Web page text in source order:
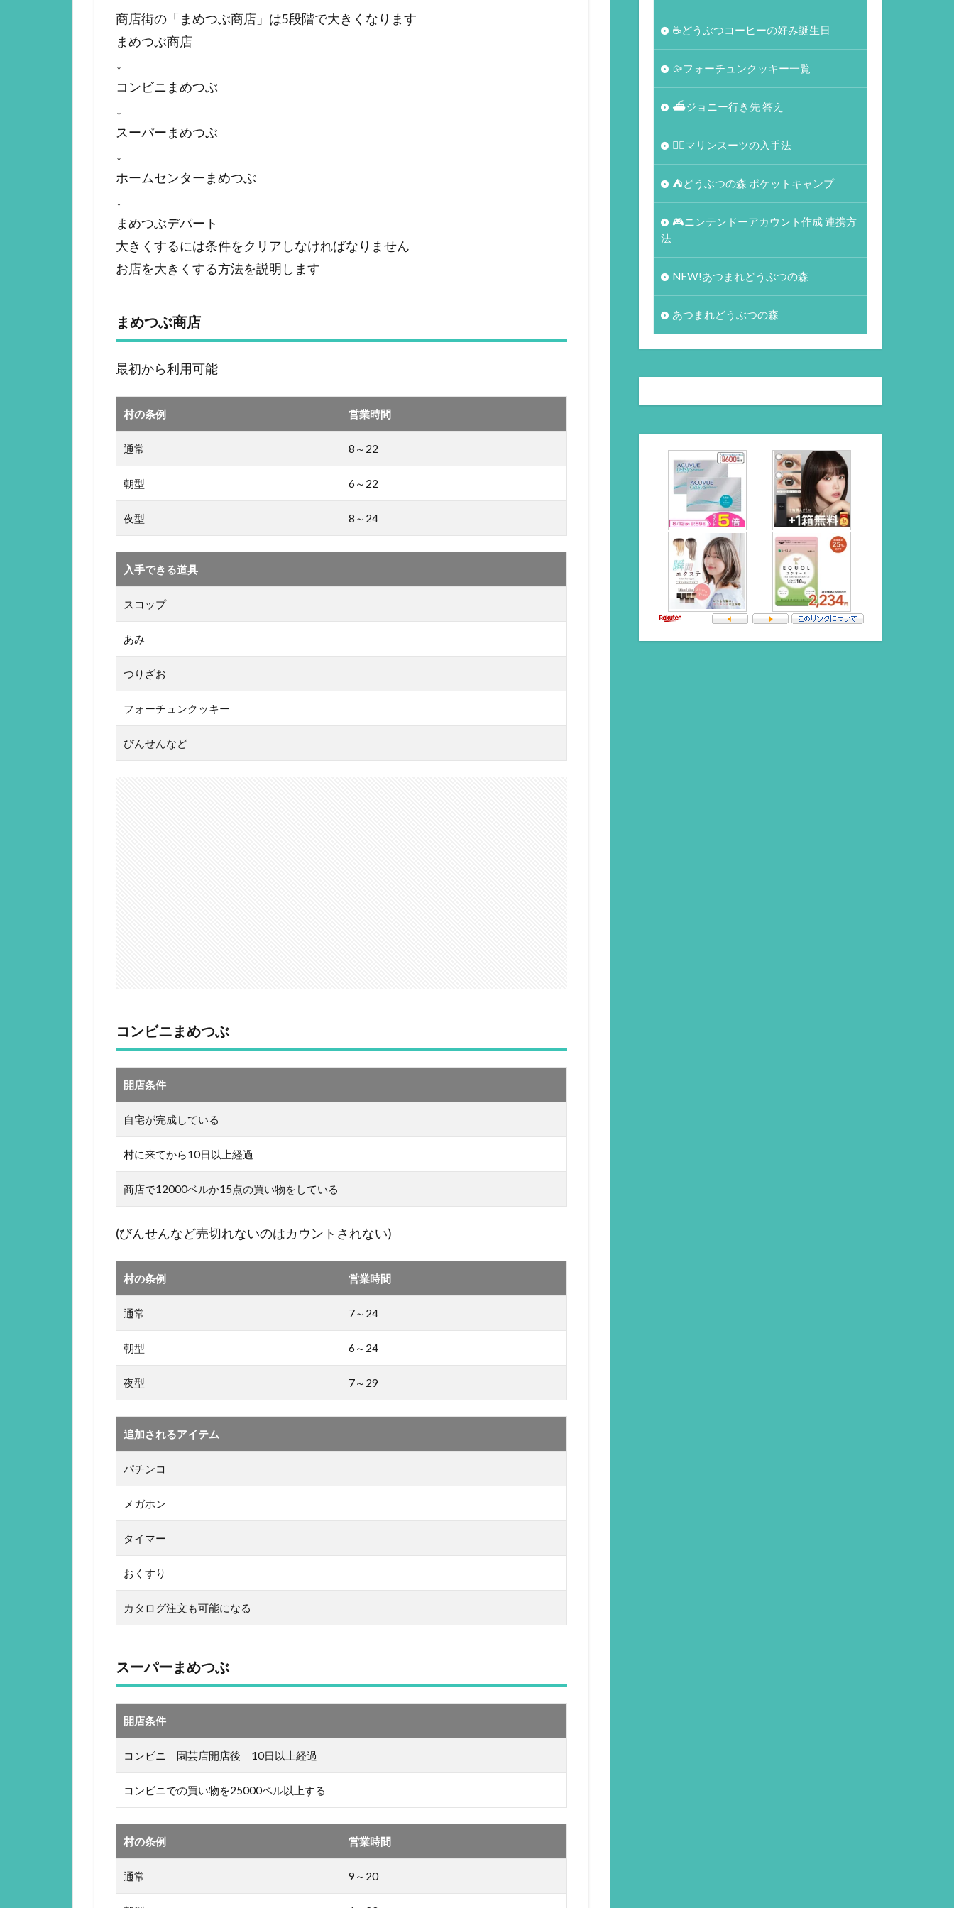
商店街の「まめつぶ商店」は5段階で大きくなります
まめつぶ商店
↓
コンビニまめつぶ
↓
スーパーまめつぶ
↓
ホームセンターまめつぶ
↓
まめつぶデパート
大きくするには条件をクリアしなければなりません
お店を大きくする方法を説明します
まめつぶ商店
最初から利用可能
村の条例 営業時間
通常 8～22
朝型 6～22
夜型 8～24
入手できる道具
スコップ
あみ
つりざお
フォーチュンクッキー
びんせんなど
コンビニまめつぶ
開店条件
自宅が完成している
村に来てから10日以上経過
商店で12000ベルか15点の買い物をしている
(びんせんなど売切れないのはカウントされない)
村の条例 営業時間
通常 7～24
朝型 6～24
夜型 7～29
追加されるアイテム
パチンコ
メガホン
タイマー
おくすり
カタログ注文も可能になる
スーパーまめつぶ
開店条件
コンビニ 園芸店開店後 10日以上経過
コンビニでの買い物を25000ベル以上する
村の条例 営業時間
通常 9～20
☕️どうぶつコーヒーの好み誕生日
🥠フォーチュンクッキー一覧
⛴ジョニー行き先 答え
🏄‍♀️マリンスーツの入手法
⛺どうぶつの森 ポケットキャンプ
🎮ニンテンドーアカウント作成 連携方
法
NEW!あつまれどうぶつの森
あつまれどうぶつの森